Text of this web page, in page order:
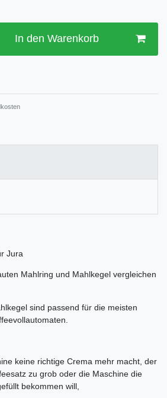
In den Warenkorb
Jura
Mahlring und Mahlkegel vergleichen
sind passend für die meisten
keine richtige Crema mehr macht, der
zu grob oder die Maschine die
bekommen will,